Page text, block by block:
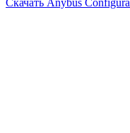
Скачать Anybus